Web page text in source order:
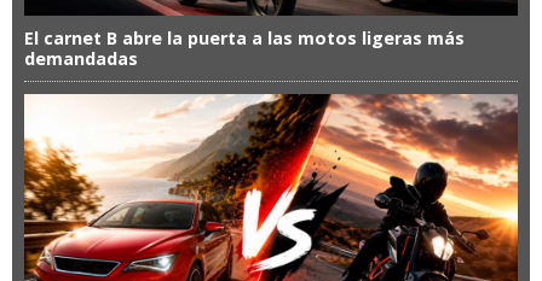
El carnet B abre la puerta a las motos ligeras más
demandadas